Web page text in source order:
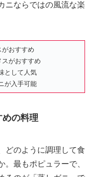
ニならではの風流な楽
おすすめ
がおすすめ
として人気
が入手可能
の料理
どのように調理して食
最もポピュラーで、